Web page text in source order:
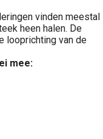
vinden meestal
heen halen. De
looprichting van de
mee: